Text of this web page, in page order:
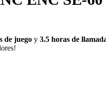
de juego y 3.5 horas de